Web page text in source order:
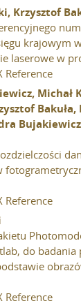
Krzysztof
krajowym
laserowe w
Reference
Michał
Bakuła,
Reference
do
Reference